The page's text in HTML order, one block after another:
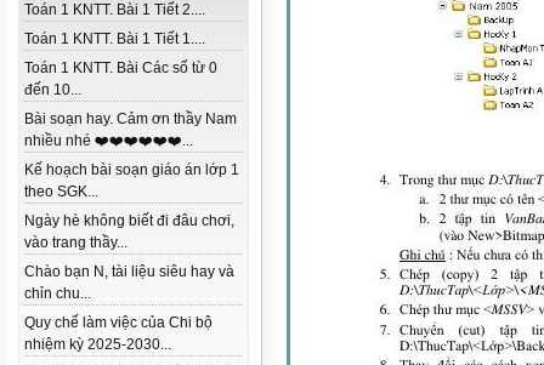
Toán 1 KNTT. Bài 1 Tiết 2....
Toán 1 KNTT. Bài 1 Tiết 1....
Toán 1 KNTT. Bài Các số từ 0
đến 10...
Bài soạn hay. Cảm ơn thầy Nam
nhiều nhé ❤️❤️❤️❤️❤️❤️...
Kế hoạch bài soạn giáo án lớp 1
theo SGK...
Ngày hè không biết đi đâu chơi,
vào trang thầy...
Chào bạn N, tài liệu siêu hay và
chỉn chu...
Quy chế làm việc của Chi bộ
nhiệm kỳ 2025-2030...